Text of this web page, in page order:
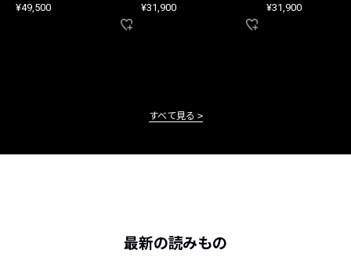
¥49,500 ¥31,900 ¥31,900
すべて見る
最新の読みもの